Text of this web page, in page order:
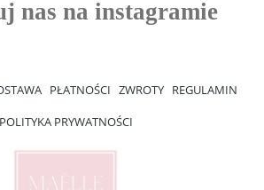
PŁATNOŚCI ZWROTY REGULAMIN
POLITYKA PRYWATNOŚCI